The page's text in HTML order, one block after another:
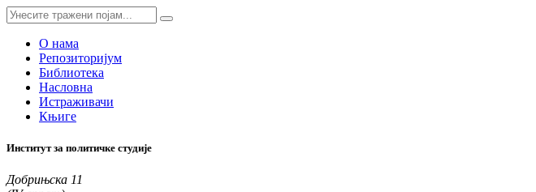
О нама
Репозиторијум
Библиотека
Насловна
Истраживачи
Књиге
Институт за политичке студије
Добрињска 11